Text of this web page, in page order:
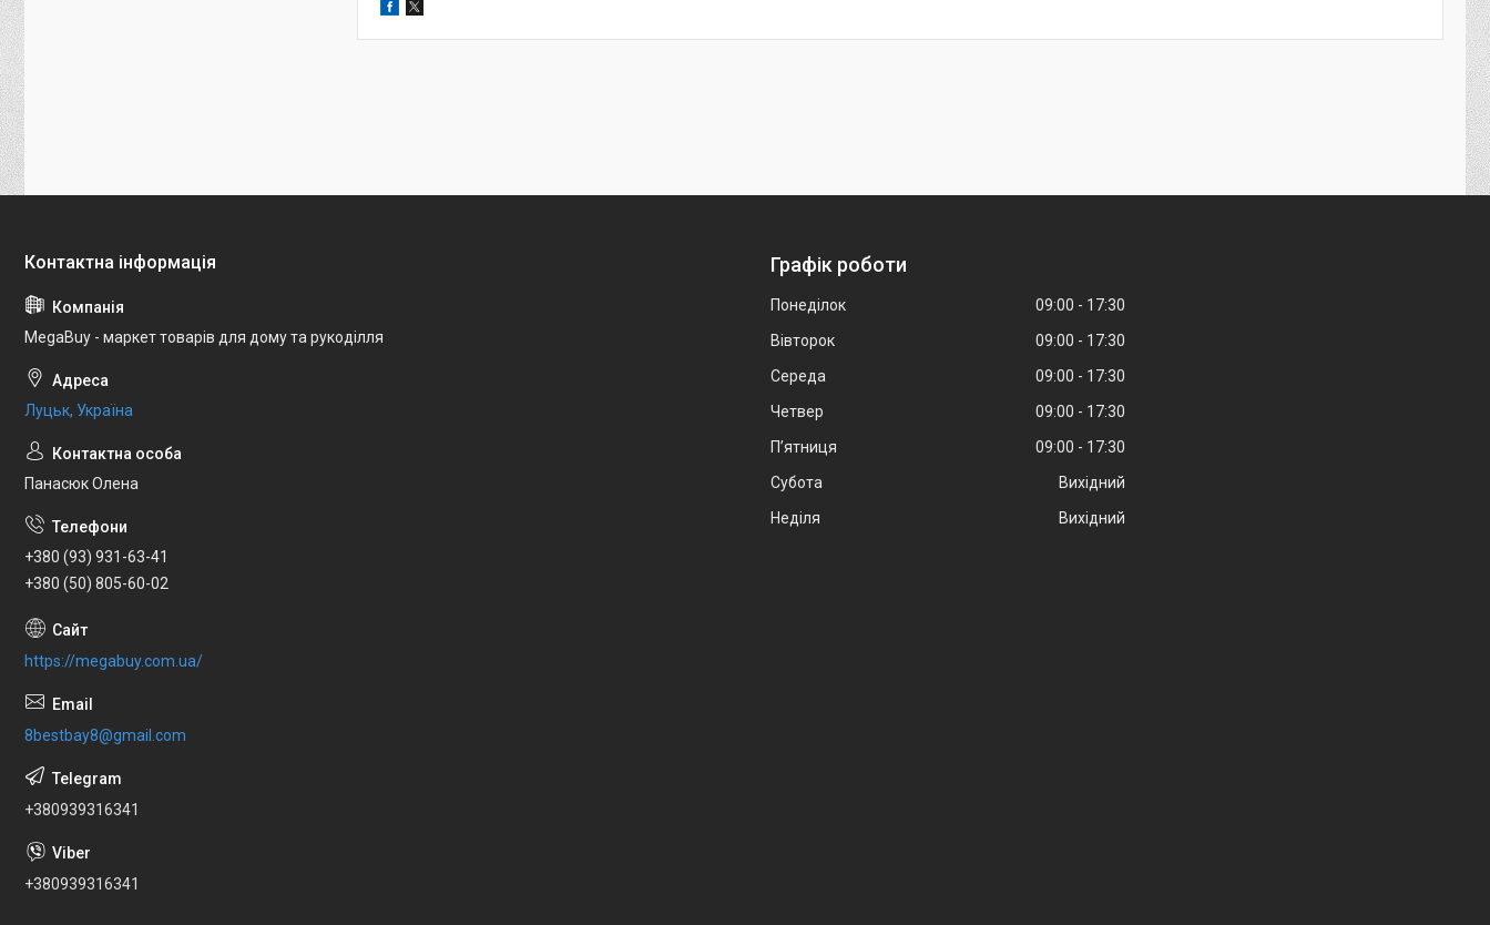
MegaBuy - маркет товарів для дому та рукоділля
Луцьк, Україна
Панасюк Олена
+380 (93) 931-63-41
+380 (50) 805-60-02
https://megabuy.com.ua/
8bestbay8@gmail.com
+380939316341
+380939316341
Графік роботи
Понеділок 09:00
17:30
Вівторок
09:00
17:30
Середа
09:00
17:30
Четвер
09:00
17:30
Пʼятниця
09:00
17:30
Субота
Вихідний
Неділя
Вихідний